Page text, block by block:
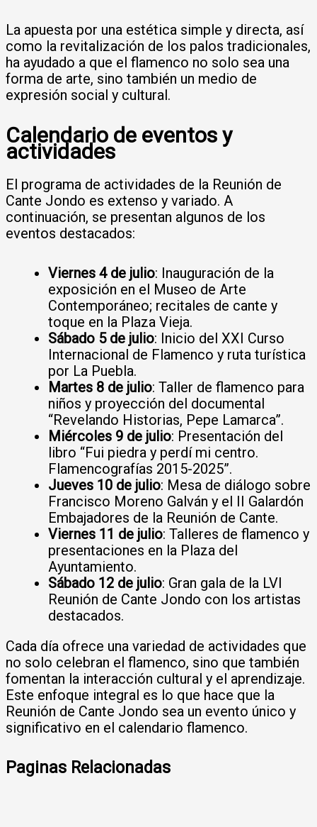
La apuesta por una estética simple y directa, así
como la revitalización de los palos tradicionales,
ha ayudado a que el flamenco no solo sea una
forma de arte, sino también un medio de
expresión social y cultural.
Calendario de eventos y
actividades
El programa de actividades de la Reunión de
Cante Jondo es extenso y variado. A
continuación, se presentan algunos de los
eventos destacados:
Viernes 4 de julio: Inauguración de la
exposición en el Museo de Arte
Contemporáneo; recitales de cante y
toque en la Plaza Vieja.
Sábado 5 de julio: Inicio del XXI Curso
Internacional de Flamenco y ruta turística
por La Puebla.
Martes 8 de julio: Taller de flamenco para
niños y proyección del documental
“Revelando Historias, Pepe Lamarca”.
Miércoles 9 de julio: Presentación del
libro “Fui piedra y perdí mi centro.
Flamencografías 2015-2025”.
Jueves 10 de julio: Mesa de diálogo sobre
Francisco Moreno Galván y el II Galardón
Embajadores de la Reunión de Cante.
Viernes 11 de julio: Talleres de flamenco y
presentaciones en la Plaza del
Ayuntamiento.
Sábado 12 de julio: Gran gala de la LVI
Reunión de Cante Jondo con los artistas
destacados.
Cada día ofrece una variedad de actividades que
no solo celebran el flamenco, sino que también
fomentan la interacción cultural y el aprendizaje.
Este enfoque integral es lo que hace que la
Reunión de Cante Jondo sea un evento único y
significativo en el calendario flamenco.
Paginas Relacionadas